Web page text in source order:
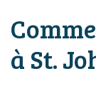
à St.